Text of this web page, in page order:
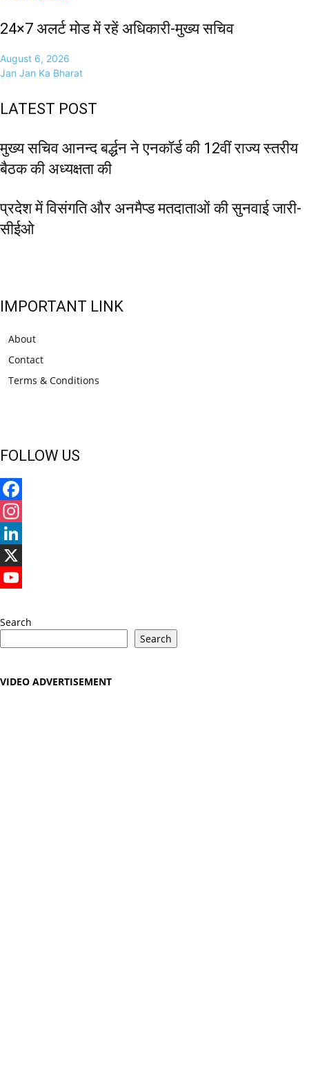
24×7 अलर्ट मोड में रहें अधिकारी-मुख्य सचिव
August 6, 2026
Jan Jan Ka Bharat
LATEST POST
मुख्य सचिव आनन्द बर्द्धन ने एनकॉर्ड की 12वीं राज्य स्तरीय
बैठक की अध्यक्षता की
प्रदेश में विसंगति और अनमैप्ड मतदाताओं की सुनवाई जारी-
सीईओ
IMPORTANT LINK
About
Contact
Terms & Conditions
FOLLOW US
Facebook
Instagram
LinkedIn
X
Search
Search
VIDEO ADVERTISEMENT